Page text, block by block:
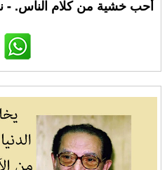
أُحب خشية من كلام الناس.